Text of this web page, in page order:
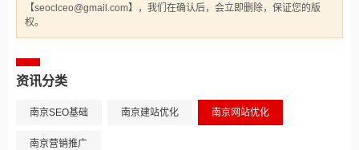
【seoclceo@gmail.com】，我们在确认后，会立即删除，保证您的版
权。
资讯分类
南京SEO基础 南京建站优化 南京网站优化
南京营销推广